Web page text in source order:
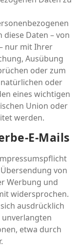
Daten – von
nur mit Ihrer
Ausübung
oder zum
oder
eines wichtigen
Union oder
werden.
E-Mails
von
Werbung und
widersprochen.
ausdrücklich
unverlangten
etwa durch